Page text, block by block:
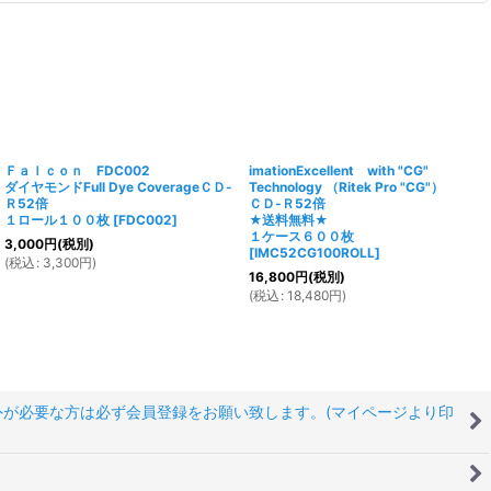
Ｆａｌｃｏｎ FDC002
ダイヤモンドFull Dye CoverageＣＤ-
Ｒ52倍
１ロール１００枚 [FDC002]
3,000円(税別)
(税込 : 3,300円)
imationExcellent with "CG"
Technology （Ritek Pro "CG"）
ＣＤ-Ｒ52倍
★送料無料★
１ケース６００枚
[IMC52CG100ROLL]
16,800円(税別)
(税込 : 18,480円)
必要な方は必ず会員登録をお願い致します。(マイページより印